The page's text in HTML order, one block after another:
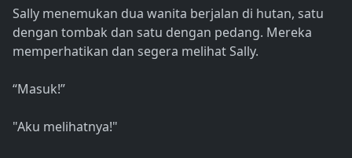
Sally menemukan dua wanita berjalan di hutan, satu
dengan tombak dan satu dengan pedang. Mereka
memperhatikan dan segera melihat Sally.
“Masuk!”
"Aku melihatnya!"